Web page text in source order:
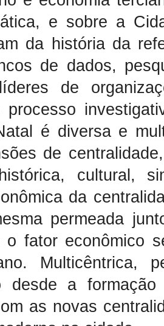
e sobre a
da história da
de dados,
de
processo
é diversa e
de
cultural,
da
permeada
o fator econômico
Multicêntrica,
desde a
as novas